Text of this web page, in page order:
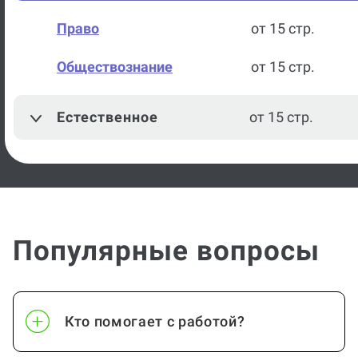
Право от 15 стр.
Обществознание от 15 стр.
Естественное от 15 стр.
Популярные вопросы
Кто помогает с работой?